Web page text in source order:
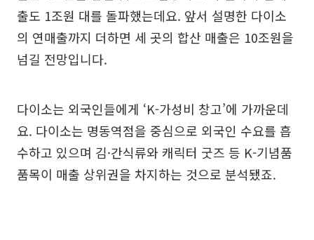
출도 1조원 대를 돌파했는데요. 앞서 설명한 다이소
의 연매출까지 더하면 세 곳의 합산 매출은 10조원을
넘길 전망입니다.
다이소는 외국인들에게 ‘K-가성비 창고’에 가까운데
요. 다이소는 명동역점을 중심으로 외국인 수요를 흡
수하고 있으며 김·간식류와 캐릭터 굿즈 등 K-기념품
품목이 매출 상위권을 차지하는 것으로 분석됐죠.